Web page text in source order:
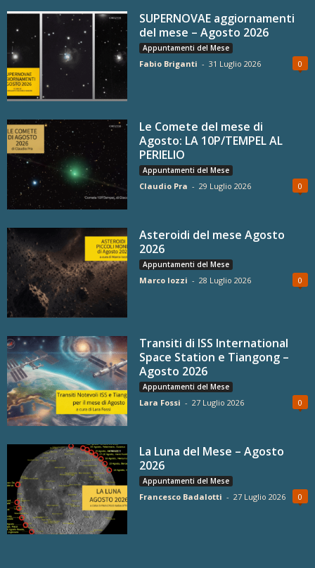
SUPERNOVAE aggiornamenti
del mese – Agosto 2026
Appuntamenti del Mese
Fabio Briganti - 31 Luglio 2026 0
Le Comete del mese di
Agosto: LA 10P/TEMPEL AL
PERIELIO
Appuntamenti del Mese
Claudio Pra - 29 Luglio 2026 0
Asteroidi del mese Agosto
2026
Appuntamenti del Mese
Marco Iozzi - 28 Luglio 2026 0
Transiti di ISS International
Space Station e Tiangong –
Agosto 2026
Appuntamenti del Mese
Lara Fossi - 27 Luglio 2026 0
La Luna del Mese – Agosto
2026
Appuntamenti del Mese
Francesco Badalotti - 27 Luglio 2026 0